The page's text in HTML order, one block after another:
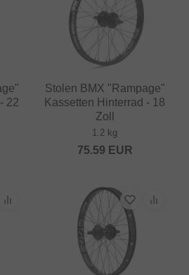
22
Stolen BMX "Rampage"
Kassetten Hinterrad - 18
Zoll
1.2 kg
75.59 EUR